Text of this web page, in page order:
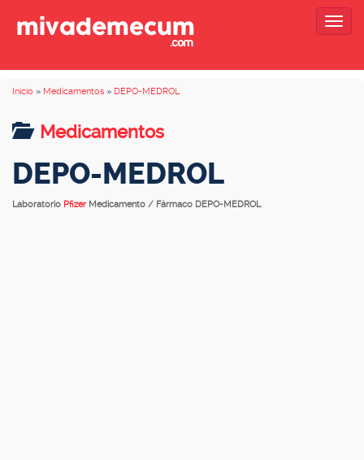
Inicio » Medicamentos » DEPO-MEDROL
Medicamentos
DEPO-MEDROL
Laboratorio Pfizer Medicamento / Fármaco DEPO-MEDROL